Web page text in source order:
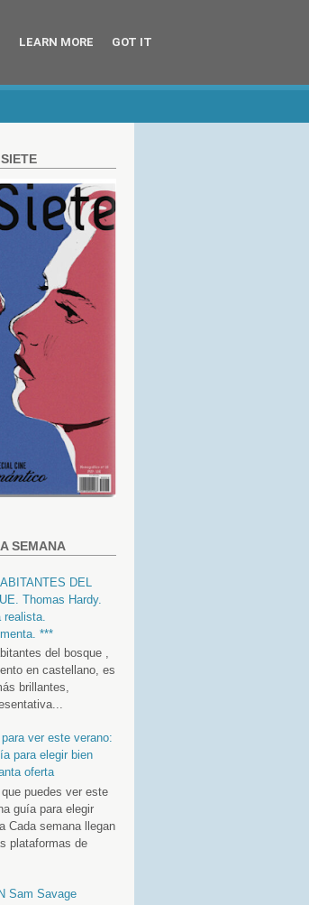
SEMANA
DEL
Thomas Hardy.
realista.
***
del bosque ,
en castellano, es
brillantes,
ver este verano:
para elegir bien
oferta
puedes ver este
guía para elegir
Cada semana llegan
plataformas de
Sam Savage
LEARN MORE GOT IT